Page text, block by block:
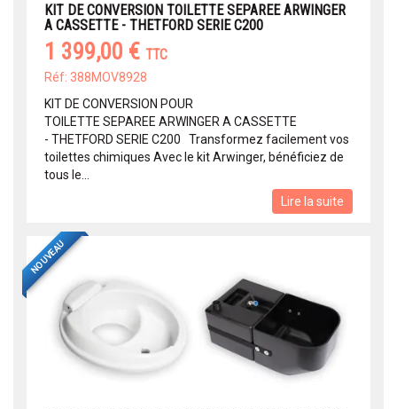
KIT DE CONVERSION TOILETTE SEPAREE ARWINGER
A CASSETTE - THETFORD SERIE C200
1 399,00 € TTC
Réf: 388MOV8928
KIT DE CONVERSION POUR
TOILETTE SEPAREE ARWINGER A CASSETTE
- THETFORD SERIE C200 Transformez facilement vos
toilettes chimiques Avec le kit Arwinger, bénéficiez de
tous le...
Lire la suite
NOUVEAU